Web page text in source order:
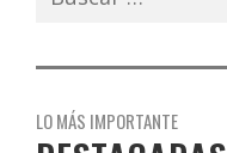
LO MÁS IMPORTANTE